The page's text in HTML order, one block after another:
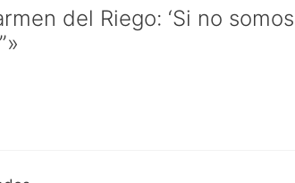
del Riego: ‘Si no